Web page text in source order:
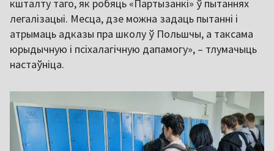
кшталту таго, як робяць «Партызанкі» ў пытаннях
легалізацыі. Месца, дзе можна задаць пытанні і
атрымаць адказы пра школу ў Польшчы, а таксама
юрыдычную і псіхалагічную дапамогу», – тлумачыць
настаўніца.